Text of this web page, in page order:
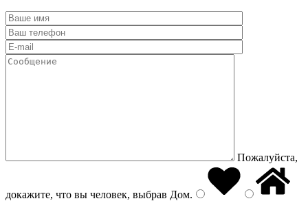
Пожалуйста,
докажите, что вы человек, выбрав Дом.